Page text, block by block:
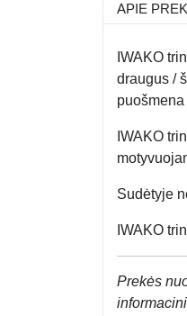
APIE
IWAKO
draugus /
IWAKO
Sudėtyje
IWAKO
Prekės